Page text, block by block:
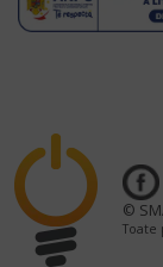
©
Toate